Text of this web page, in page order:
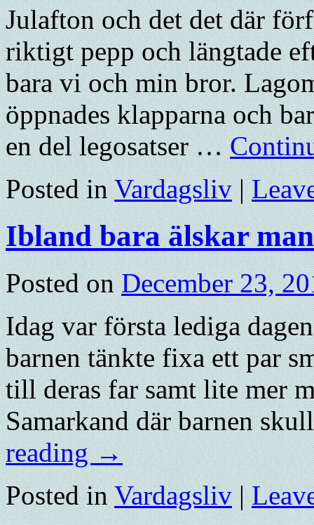
Julafton och det det där
riktigt pepp och längtade
bara vi och min bror.
öppnades klapparna och
en del legosatser …
Posted in Vardagsliv |
Ibland bara älskar
Posted on December 23,
Idag var första lediga
barnen tänkte fixa ett par
till deras far samt lite mer
Samarkand där barnen
reading→
Posted in Vardagsliv |